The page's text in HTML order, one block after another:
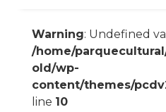
Warning: Undefined
/home/
old/wp-
content/themes/
line 10